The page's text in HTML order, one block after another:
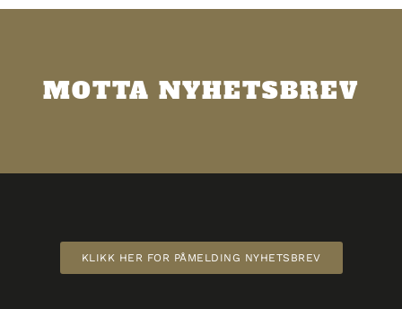
MOTTA NYHETSBREV
KLIKK HER FOR PÅMELDING NYHETSBREV